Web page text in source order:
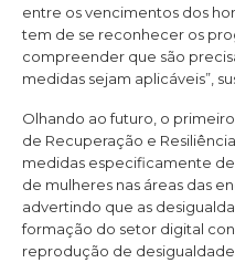
entre os vencimentos dos
tem de se reconhecer os
compreender que são
medidas sejam aplicáveis”,
Olhando ao futuro, o
de Recuperação e
medidas especificamente
de mulheres nas áreas das
advertindo que as
formação do setor digital
reprodução de